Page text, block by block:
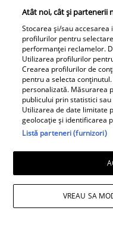
Cum arată casa
pe litoral. La
roșii pe tarabă /
Atât noi, cât și partenerii
Stocarea și/sau
profilurilor pentru
performanței reclamelor.
Utilizarea profilurilor
Crearea profilurilor de
pentru a selecta
personalizată. Măsurarea
publicului prin statistici
Utilizarea de date limitate
geolocație și identificarea
Listă parteneri (furnizori)
VREAU SA